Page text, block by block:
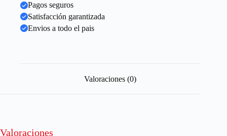
Pagos seguros
Satisfacción garantizada
Envios a todo el pais
Valoraciones (0)
Valoraciones